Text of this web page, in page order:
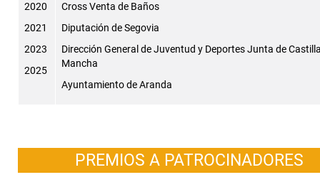
2020
2021
2023
2025
Cross Venta de Baños
Diputación de Segovia
Dirección General de Juventud y Deportes Junta de
Mancha
Ayuntamiento de Aranda
PREMIOS A PATROCINADORES